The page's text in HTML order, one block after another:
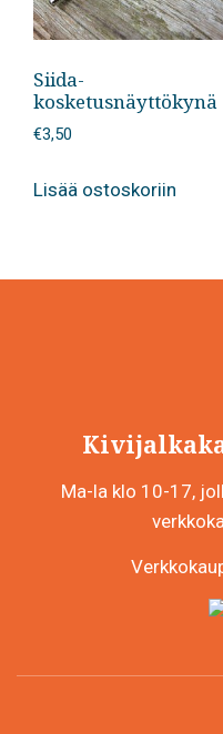
Siida-
kosketusnäyttökynä
€3,50
Lisää ostoskoriin
Ma-la klo 10-17,